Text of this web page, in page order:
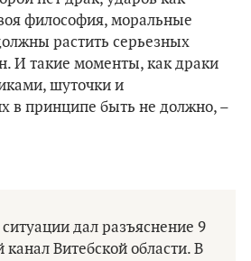
философия, моральные
растить серьезных
И такие моменты, как драки
шуточки и
в принципе быть не должно, –
дал разъяснение 9
Витебской области. В